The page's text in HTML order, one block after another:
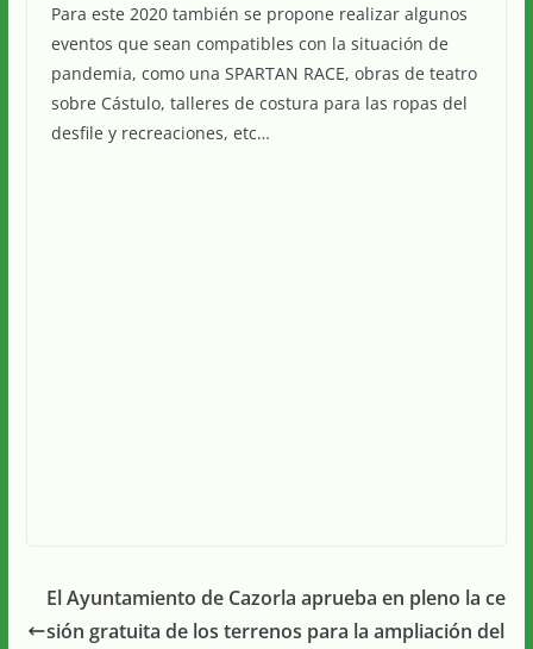
Para este 2020 también se propone realizar algunos
eventos que sean compatibles con la situación de
pandemia, como una SPARTAN RACE, obras de teatro
sobre Cástulo, talleres de costura para las ropas del
desfile y recreaciones, etc…
El Ayuntamiento de Cazorla aprueba en pleno la ce
sión gratuita de los terrenos para la ampliación del